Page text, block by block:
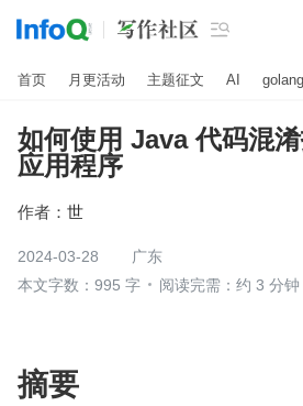

首页 月更活动 主题征文 AI golang
如何使用 Java 代码混
应用程序
作者： 世
2024-03-28
广东
本文字数：995 字
阅读完需：约 3 分钟
摘要